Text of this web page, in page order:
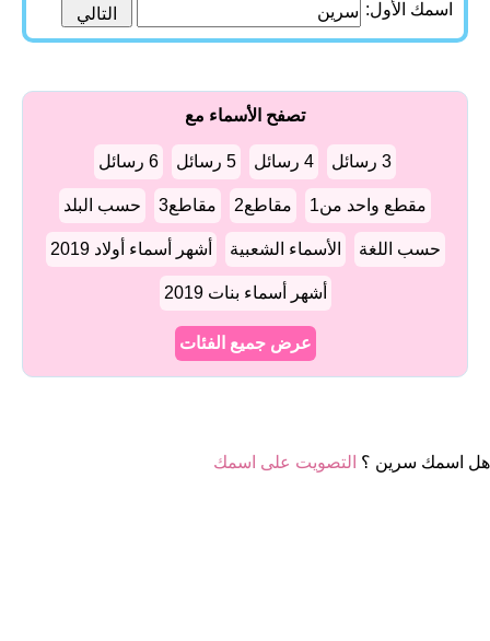
اسمك الأول:
تصفح الأسماء مع
3 رسائل 4 رسائل 5 رسائل 6 رسائل
مقطع واحد من1 مقاطع2 مقاطع3 حسب البلد
حسب اللغة الأسماء الشعبية أشهر أسماء أولاد 2019
أشهر أسماء بنات 2019
عرض جميع الفئات
هل اسمك سرين ؟ التصويت على اسمك